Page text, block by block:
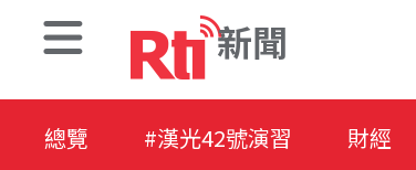
新聞
總覽 #漢光42號演習 財經